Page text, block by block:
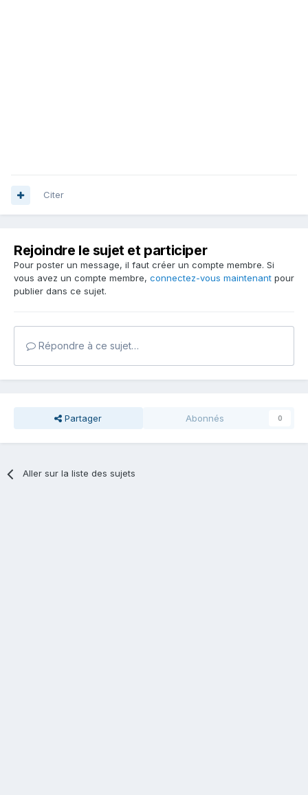
Citer
Rejoindre le sujet et participer
Pour poster un message, il faut créer un compte membre. Si
vous avez un compte membre, connectez-vous maintenant pour
publier dans ce sujet.
Répondre à ce sujet…
Partager Abonnés 0
Aller sur la liste des sujets